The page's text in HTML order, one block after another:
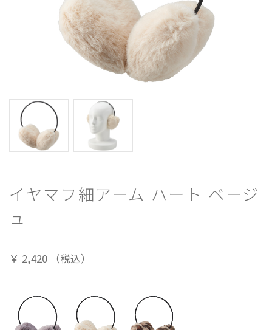
イヤマフ細アーム ハート ベージ
ュ
￥ 2,420 （税込）